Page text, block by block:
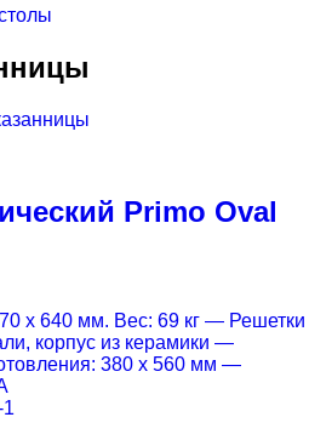
Primo Oval
x 640 мм. Вес: 69 кг — Решетки
корпус из керамики —
380 x 560 мм —